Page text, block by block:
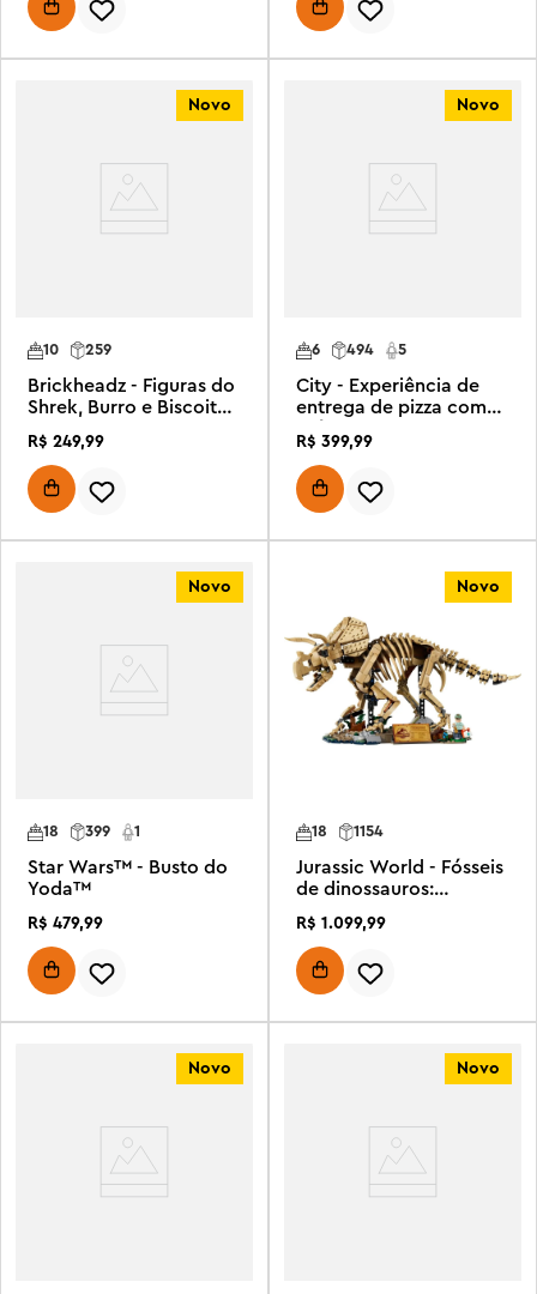
Novo
259
10
Brickheadz - Figuras do
Shrek, Burro e Biscoito
R$ 249,99
Novo
5
494
6
City - Experiência de
entrega de pizza com
R$ 399,99
Novo
399
18 1
Star Wars™ - Busto do
Yoda™
R$ 479,99
Novo
18 1154
Jurassic World - Fósseis
de dinossauros:
R$ 1 .099,99
Novo Novo